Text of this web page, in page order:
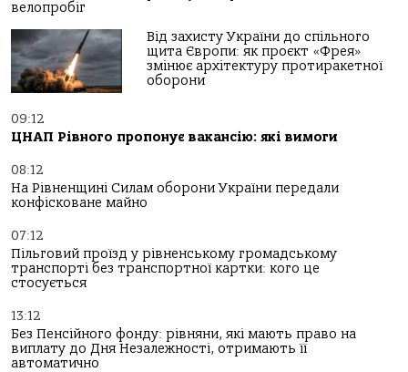
велопробіг
Від захисту України до спільного
щита Європи: як проєкт «Фрея»
змінює архітектуру протиракетної
оборони
09:12
ЦНАП Рівного пропонує вакансію: які вимоги
08:12
На Рівненщині Силам оборони України передали
конфісковане майно
07:12
Пільговий проїзд у рівненському громадському
транспорті без транспортної картки: кого це
стосується
13:12
Без Пенсійного фонду: рівняни, які мають право на
виплату до Дня Незалежності, отримають її
автоматично